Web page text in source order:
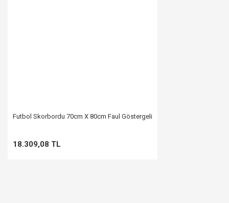
Futbol Skorbordu 70cm X 80cm Faul Göstergeli
18.309,08 TL